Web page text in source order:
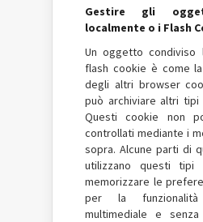
Gestire gli
localmente o i Flash
Un oggetto condiviso
flash cookie è come
degli altri browser
può archiviare altri tipi
Questi cookie non
controllati mediante i
sopra. Alcune parti di
utilizzano questi
memorizzare le
per la
multimediale e